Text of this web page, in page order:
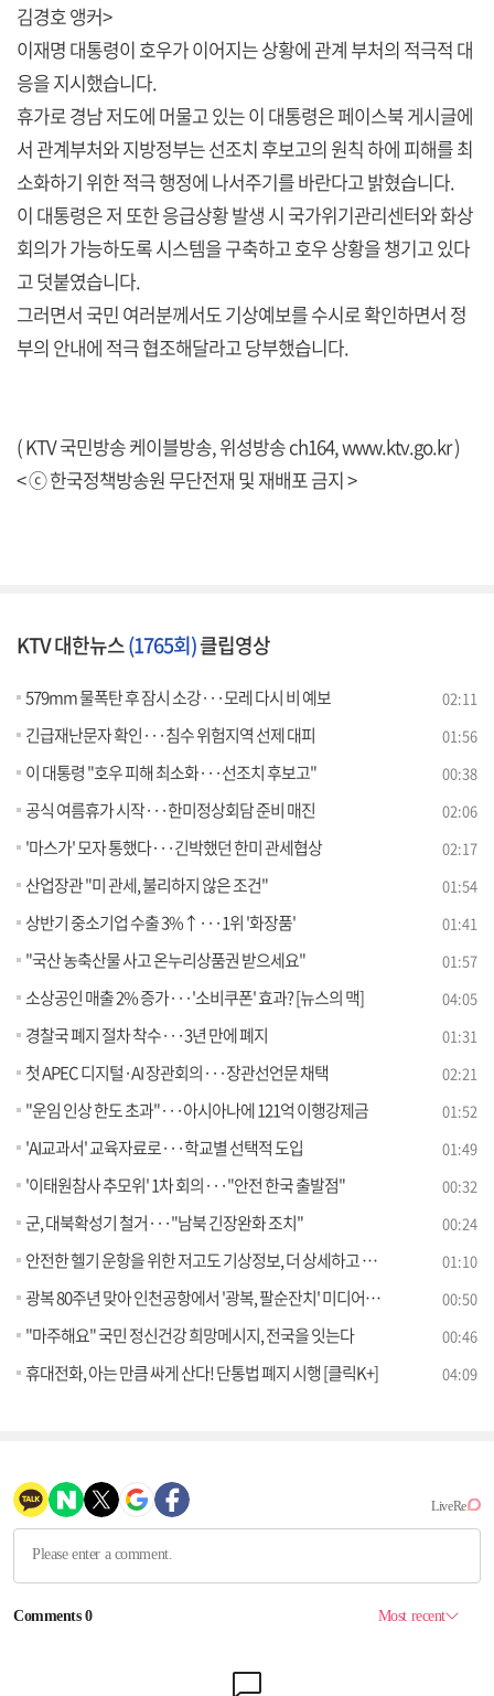
김경호 앵커>
이재명 대통령이 호우가 이어지는 상황에 관계 부처의 적극적 대
응을 지시했습니다.
휴가로 경남 저도에 머물고 있는 이 대통령은 페이스북 게시글에
서 관계부처와 지방정부는 선조치 후보고의 원칙 하에 피해를 최
소화하기 위한 적극 행정에 나서주기를 바란다고 밝혔습니다.
이 대통령은 저 또한 응급상황 발생 시 국가위기관리센터와 화상
회의가 가능하도록 시스템을 구축하고 호우 상황을 챙기고 있다
고 덧붙였습니다.
그러면서 국민 여러분께서도 기상예보를 수시로 확인하면서 정
부의 안내에 적극 협조해달라고 당부했습니다.
( KTV 국민방송 케이블방송, 위성방송 ch164,www.ktv.go.kr)
< ⓒ 한국정책방송원 무단전재 및 재배포 금지 >
KTV 대한뉴스(1765회)클립영상
579mm 물폭탄 후 잠시 소강···모레 다시 비 예보 02:11
긴급재난문자 확인···침수 위험지역 선제 대피 01:56
이 대통령 "호우 피해 최소화···선조치 후보고" 00:38
공식 여름휴가 시작···한미정상회담 준비 매진 02:06
'마스가' 모자 통했다···긴박했던 한미 관세협상 02:17
산업장관 "미 관세, 불리하지 않은 조건" 01:54
상반기 중소기업 수출 3%↑···1위 '화장품' 01:41
"국산 농축산물 사고 온누리상품권 받으세요" 01:57
소상공인 매출 2% 증가···'소비쿠폰' 효과? [뉴스의 맥] 04:05
경찰국 폐지 절차 착수···3년 만에 폐지 01:31
첫 APEC 디지털·AI 장관회의···장관선언문 채택 02:21
"운임 인상 한도 초과"···아시아나에 121억 이행강제금 01:52
'AI교과서' 교육자료로···학교별 선택적 도입 01:49
'이태원참사 추모위' 1차 회의···"안전 한국 출발점" 00:32
군, 대북확성기 철거···"남북 긴장완화 조치" 00:24
안전한 헬기 운항을 위한 저고도 기상정보, 더 상세하고 똑똑하게 바뀐다! 01:10
광복 80주년 맞아 인천공항에서 '광복, 팔순잔치' 미디어아트 신규 상영 00:50
"마주해요" 국민 정신건강 희망메시지, 전국을 잇는다 00:46
휴대전화, 아는 만큼 싸게 산다! 단통법 폐지 시행 [클릭K+] 04:09